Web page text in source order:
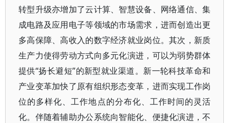
转型升级亦增加了云计算、智慧设备、网络通信、集
成电路及应用电子等领域的市场需求，进而创造出更
多高保障、高收入的数字经济就业岗位。其次，新质
生产力使得劳动方式向多元化演进，可以为弱势群体
提供“扬长避短”的新型就业渠道。新一轮科技革命和
产业变革加快了原有组织形态变革，进而实现工作岗
位的多样化、工作地点的分布化、工作时间的灵活
化。伴随着辅助办公系统向智能化、便捷化演进，不